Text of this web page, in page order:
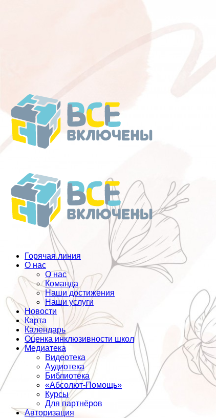
Горячая линия
О нас
О нас
Команда
Наши достижения
Наши услуги
Новости
Карта
Календарь
Оценка инклюзивности школ
Медиатека
Видеотека
Аудиотека
Библиотека
«Абсолют-Помощь»
Курсы
Для партнёров
Авторизация